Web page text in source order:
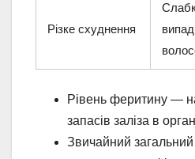
Різке схуднення
Рівень феритину —
запасів заліза в
Звичайний